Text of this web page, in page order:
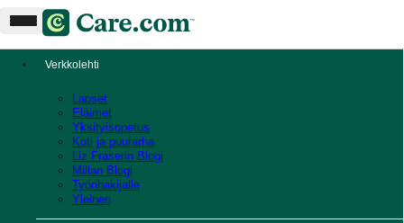
Verkkolehti
Lapset
Eläimet
Yksityisopetus
Koti ja puutarha
Liz Fraserin Blogi
Millan Blogi
Työnhakijalle
Yleinen